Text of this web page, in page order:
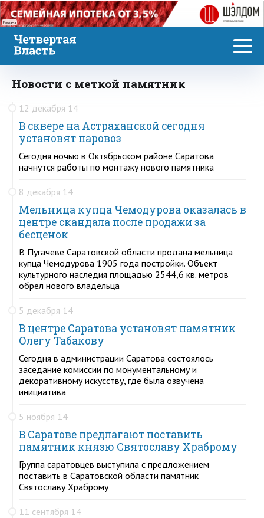
Реклама
Новости с меткой памятник
12 декабря 14
В сквере на Астраханской сегодня
установят паровоз
Сегодня ночью в Октябрьском районе Саратова
начнутся работы по монтажу нового памятника
8 декабря 14
Мельница купца Чемодурова оказалась в
центре скандала после продажи за
бесценок
В Пугачеве Саратовской области продана мельница
купца Чемодурова 1905 года постройки. Объект
культурного наследия площадью 2544,6 кв. метров
обрел нового владельца
5 декабря 14
В центре Саратова установят памятник
Олегу Табакову
Сегодня в администрации Саратова состоялось
заседание комиссии по монументальному и
декоративному искусству, где была озвучена
инициатива
5 ноября 14
В Саратове предлагают поставить
памятник князю Святославу Храброму
Группа саратовцев выступила с предложением
поставить в Саратовской области памятник
Святославу Храброму
11 сентября 14